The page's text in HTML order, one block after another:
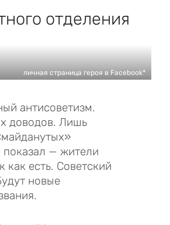
отделения
личная страница героя в Facebook*
антисоветизм.
доводов. Лишь
— жители
как есть. Советский
новые